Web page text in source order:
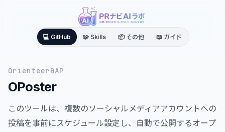
💻 GitHub 🧩 Skills 📦 その他 📖 ガイド
OrienteerBAP
OPoster
このツールは、複数のソーシャルメディアアカウントへの
投稿を事前にスケジュール設定し、自動で公開するオープ